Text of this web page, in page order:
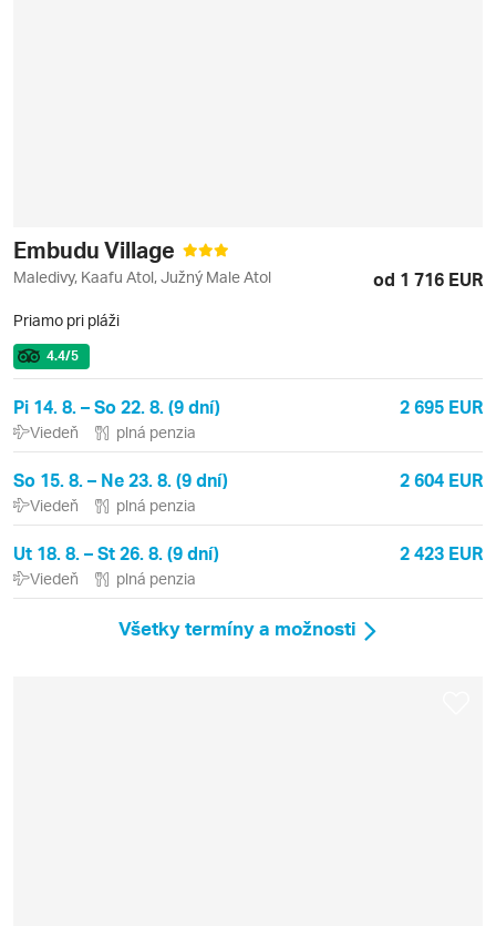
Embudu Village
Maledivy, Kaafu Atol, Južný Male Atol od 1 716 EUR
Priamo pri pláži
4.4/5
Pi 14. 8. – So 22. 8. (9 dní) 2 695 EUR
Viedeň plná penzia
So 15. 8. – Ne 23. 8. (9 dní) 2 604 EUR
Viedeň plná penzia
Ut 18. 8. – St 26. 8. (9 dní) 2 423 EUR
Viedeň plná penzia
Všetky termíny a možnosti